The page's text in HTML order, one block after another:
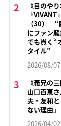
《目のや
『
（30） “
にファン
でも貫く“
タイル”
2026/08/
《義兄の
山口百恵
夫・友和
ない理由」
2026/04/